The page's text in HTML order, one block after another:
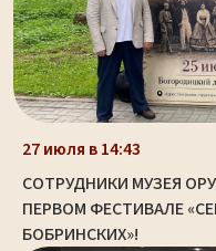
27 июля в 14:43
СОТРУДНИКИ МУЗЕЯ
ПЕРВОМ ФЕСТИВАЛЕ
БОБРИНСКИХ»!